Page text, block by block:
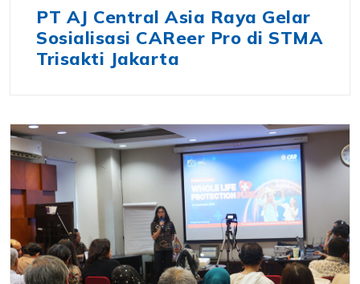
PT AJ Central Asia Raya Gelar
Sosialisasi CAReer Pro di STMA
Trisakti Jakarta